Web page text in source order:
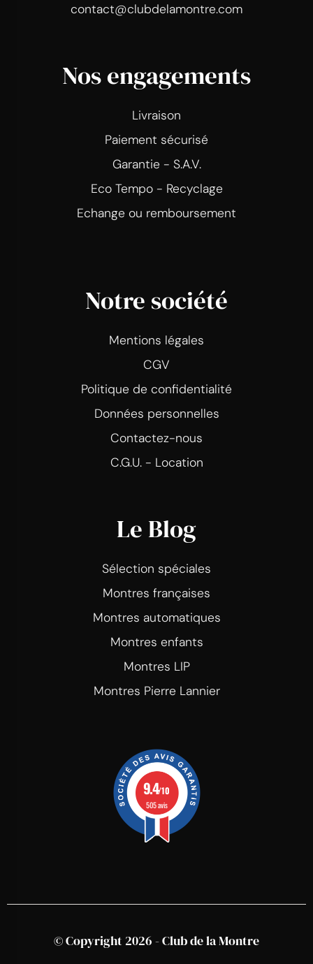
contact@clubdelamontre.com
Nos engagements
Livraison
Paiement sécurisé
Garantie - S.A.V.
Eco Tempo - Recyclage
Echange ou remboursement
Notre société
Mentions légales
CGV
Politique de confidentialité
Données personnelles
Contactez-nous
C.G.U. - Location
Le Blog
Sélection spéciales
Montres françaises
Montres automatiques
Montres enfants
Montres LIP
Montres Pierre Lannier
9.4/10
505 avis
© Copyright 2026 - Club de la Montre